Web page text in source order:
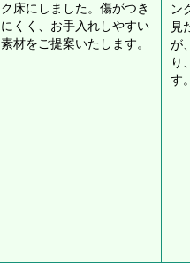
ク床にしました。傷がつき
にくく、お手入れしやすい
素材をご提案いたします。
ン
見
が
り
す。